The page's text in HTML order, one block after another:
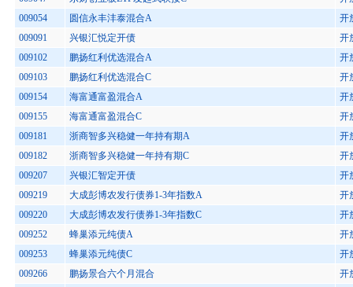
009054
圆信永丰沣泰混合A
开
009091
兴银汇悦定开债
开
009102
鹏扬红利优选混合A
开
009103
鹏扬红利优选混合C
开
009154
海富通富盈混合A
开
009155
海富通富盈混合C
开
009181
浙商智多兴稳健一年持有期A
开
009182
浙商智多兴稳健一年持有期C
开
009207
兴银汇智定开债
开
009219
大成彭博农发行债券1-3年指数A
开
009220
大成彭博农发行债券1-3年指数C
开
009252
蜂巢添元纯债A
开
009253
蜂巢添元纯债C
开
009266
鹏扬景合六个月混合
开